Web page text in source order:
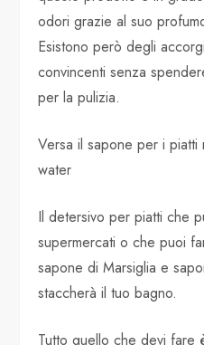
odori grazie al suo
Esistono però degli
convincenti senza
per la pulizia.
Versa il sapone per i piatti
water
Il detersivo per piatti che
supermercati o che puoi
sapone di Marsiglia e
staccherà il tuo bagno.
Tutto quello che devi fare